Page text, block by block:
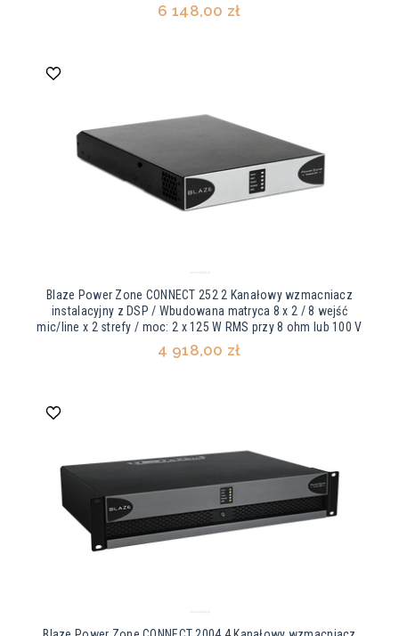
6 148,00 zł
Blaze Power Zone CONNECT 252 2 Kanałowy wzmacniacz
instalacyjny z DSP / Wbudowana matryca 8 x 2 / 8 wejść
mic/line x 2 strefy / moc: 2 x 125 W RMS przy 8 ohm lub 100 V
4 918,00 zł